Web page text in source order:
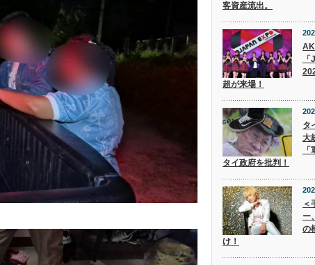
客資産流出。
超が来場！
タ
大
タイ政府を批判！
＜
ー
の
け！